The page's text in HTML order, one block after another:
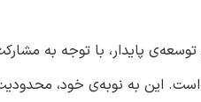
پایدار، با توجه به
این به نوبه‌ی خود،